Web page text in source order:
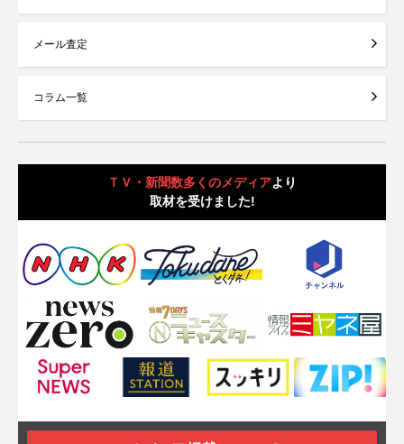
メール査定
コラム一覧
ＴＶ・新聞数多くのメディアより
取材を受けました!